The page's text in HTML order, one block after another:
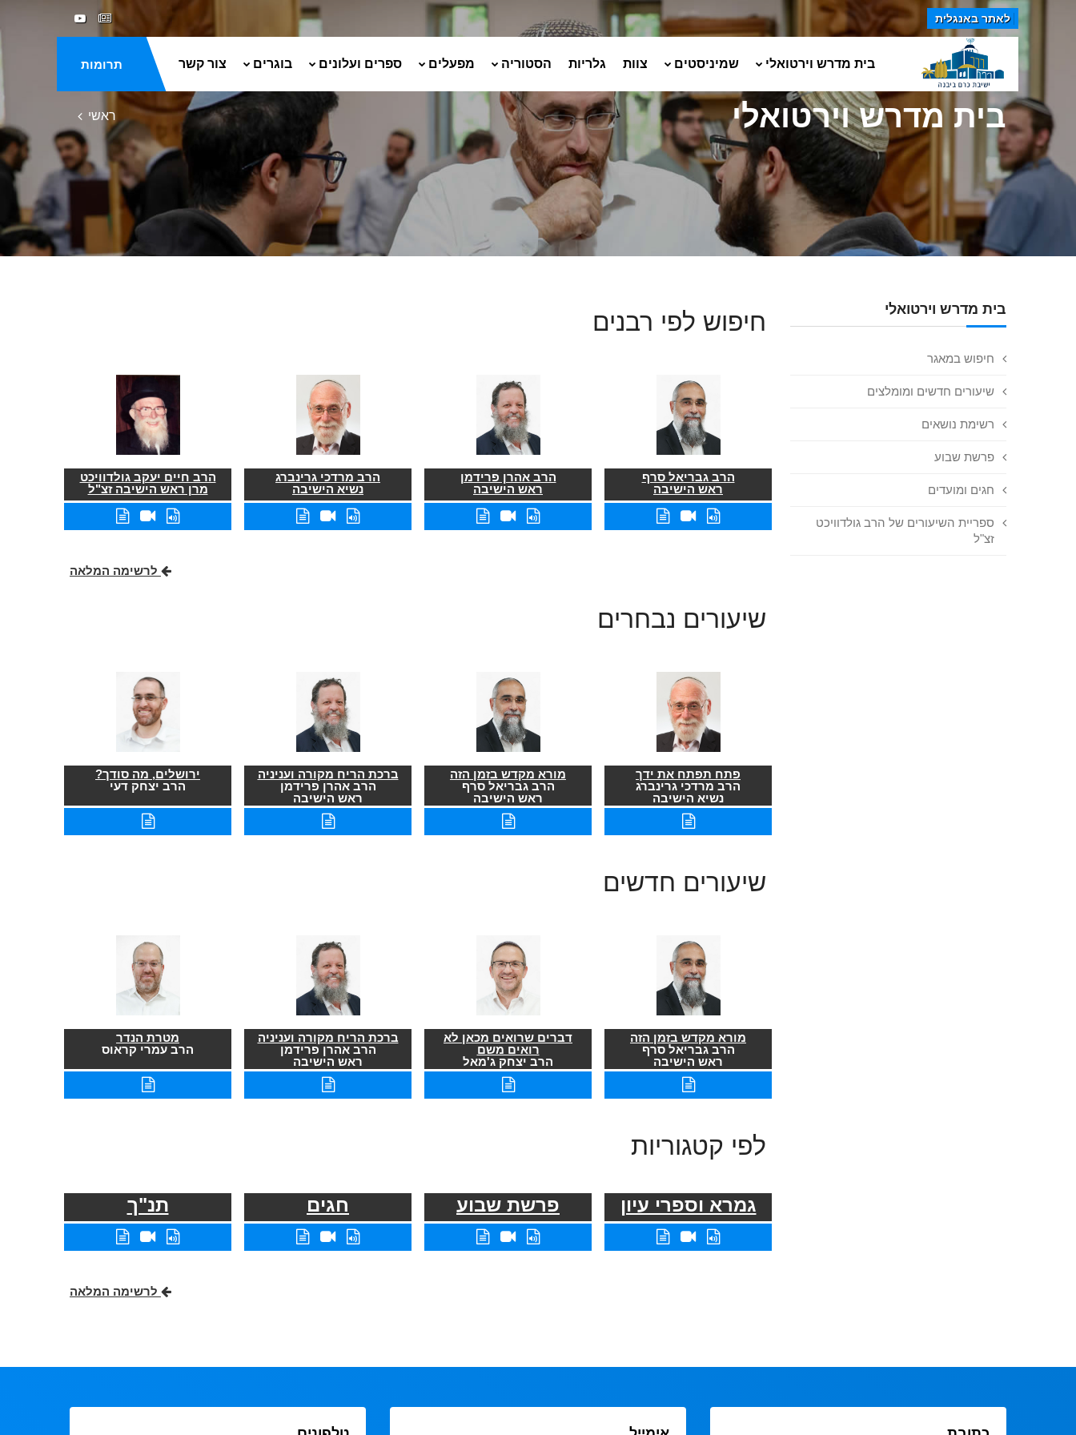
לאתר באנגלית
תרומות בית מדרש וירטואלי שמיניסטים צוות גלריות הסטוריה מפעלים ספרים ועלונים בוגרים צור קשר
בית מדרש וירטואלי ראשי
בית מדרש וירטואלי
חיפוש במאגר
שיעורים חדשים ומומלצים
רשימת נושאים
פרשת שבוע
חגים ומועדים
ספריית השיעורים של הרב גולדוויכט
זצ"ל
חיפוש לפי רבנים
הרב גבריאל סרף
ראש הישיבה
הרב אהרן פרידמן
ראש הישיבה
הרב מרדכי גרינברג
נשיא הישיבה
הרב חיים יעקב גולדוויכט
מרן ראש הישיבה זצ"ל
לרשימה המלאה
שיעורים נבחרים
פתח תפתח את ידך
הרב מרדכי גרינברג
נשיא הישיבה
מורא מקדש בזמן הזה
הרב גבריאל סרף
ראש הישיבה
ברכת הריח מקורה ועניניה
הרב אהרן פרידמן
ראש הישיבה
ירושלים, מה סודך?
הרב יצחק דעי
שיעורים חדשים
מורא מקדש בזמן הזה
הרב גבריאל סרף
ראש הישיבה
דברים שרואים מכאן לא
רואים משם
הרב יצחק ג'מאל
ברכת הריח מקורה ועניניה
הרב אהרן פרידמן
ראש הישיבה
מטרת הנדר
הרב עמרי קראוס
לפי קטגוריות
גמרא וספרי עיון פרשת שבוע חגים תנ"ך
לרשימה המלאה